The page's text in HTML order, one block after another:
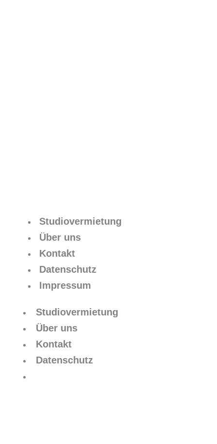
Studiovermietung
Über uns
Kontakt
Datenschutz
Impressum
Studiovermietung
Über uns
Kontakt
Datenschutz